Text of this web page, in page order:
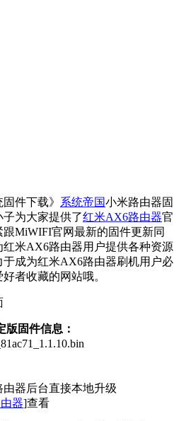
件下载》 系统帝国小米路由器固
为大家提供了红米AX6路由器官
MiWIFI官网最新的固件更新同
米AX6路由器用户提供各种资源
成为红米AX6路由器刷机用户必
者收藏的网站哦。
版固件信息：
器后台直接本地升级
器]查看